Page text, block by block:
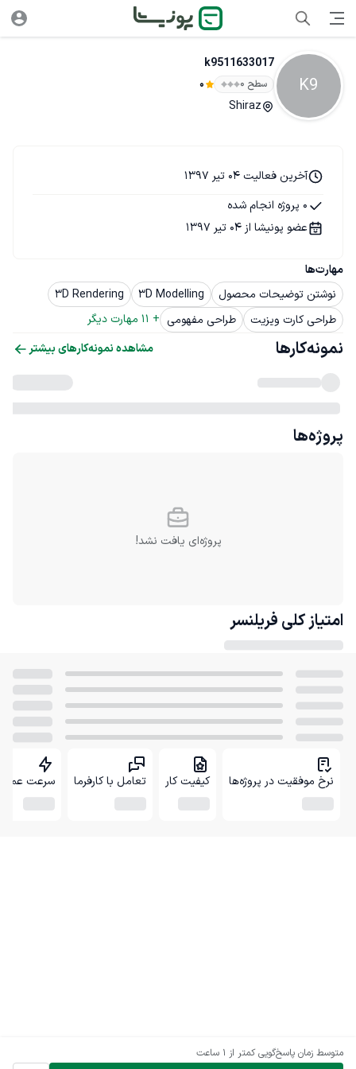
K9
k9511633017
سطح ۰ 0
Shiraz
متوسط زمان پاسخ‌گویی کمتر از 1 ساعت
مهارت‌ها
نوشتن توضیحات محصول
3D Modelling
3D Rendering
طراحی کارت ویزیت
طراحی مفهومی +
11 مهارت دیگر
آخرین فعالیت 04 تیر 1397
0 پروژه انجام شده
عضو پونیشا از 04 تیر 1397
نمونه‌کارها مشاهده نمونه‌کارهای بیشتر
پروژه‌ها
پروژه‌ای یافت نشد!
امتیاز کلی فریلنسر
نرخ موفقیت در پروژه‌ها کیفیت کار تعامل با کارفرما سرعت عمل